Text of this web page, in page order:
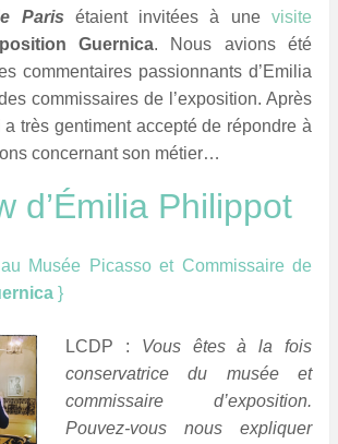
Paris étaient invitées à unevisite
Guernica. Nous avions été
commentaires passionnants d’Emilia
commissaires de l’exposition. Après
a très gentiment accepté de répondre à
concernant son métier…
d’Émilia Philippot
Musée Picasso et Commissaire de
}
LCDP : Vous êtes à la fois
conservatrice du musée et
commissaire d’exposition.
Pouvez-vous nous expliquer